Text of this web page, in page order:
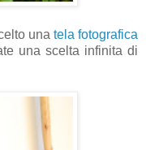
una tela fotografica
una scelta infinita di